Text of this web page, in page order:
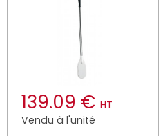
139.09 € HT
Vendu à l'unité